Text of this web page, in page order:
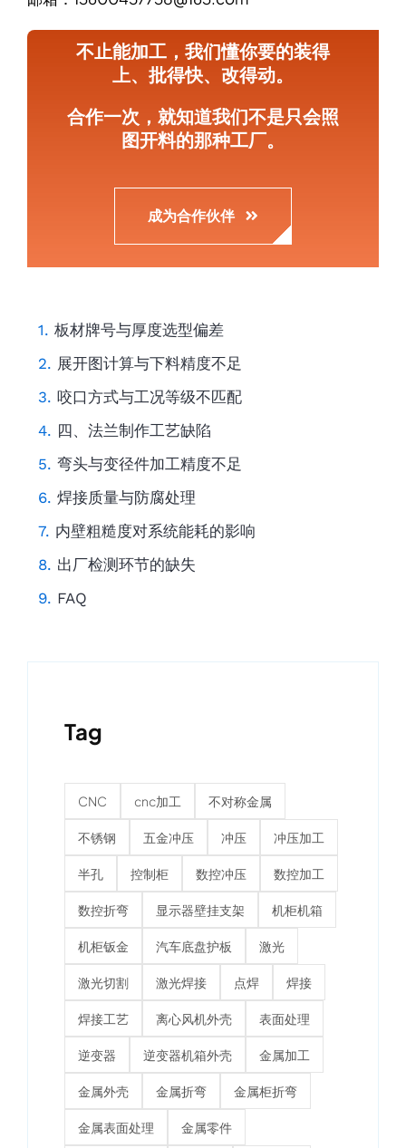
不止能加工，我们懂你要的装得
上、批得快、改得动。
合作一次，就知道我们不是只会照
图开料的那种工厂。
成为合作伙伴
板材牌号与厚度选型偏差
展开图计算与下料精度不足
咬口方式与工况等级不匹配
四、法兰制作工艺缺陷
弯头与变径件加工精度不足
焊接质量与防腐处理
内壁粗糙度对系统能耗的影响
出厂检测环节的缺失
FAQ
Tag
CNC cnc加工 不对称金属
不锈钢 五金冲压 冲压 冲压加工
半孔 控制柜 数控冲压 数控加工
数控折弯 显示器壁挂支架 机柜机箱
机柜钣金 汽车底盘护板 激光
激光切割 激光焊接 点焊 焊接
焊接工艺 离心风机外壳 表面处理
逆变器 逆变器机箱外壳 金属加工
金属外壳 金属折弯 金属柜折弯
金属表面处理 金属零件